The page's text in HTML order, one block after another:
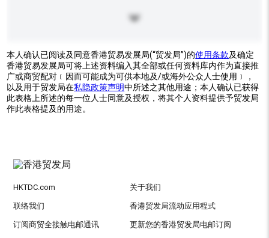
本人确认已阅读及同意香港贸易发展局(“贸发局”)的使用条款及确定
香港贸易发展局可将上述资料编入其全部或任何资料库内作为直接推
广或商贸配对﹝因而可能成为可供本地及/或海外公众人士使用﹞，
以及用于贸发局在私隐政策声明中所述之其他用途；本人确认已获得
此表格上所述的每一位人士同意及授权，将其个人资料提供予贸发局
作此表格提及的用途。
HKTDC.com 关于我们
联络我们 香港贸发局流动应用程式
订阅商贸全接触电邮通讯 更新您的香港贸发局电邮订阅